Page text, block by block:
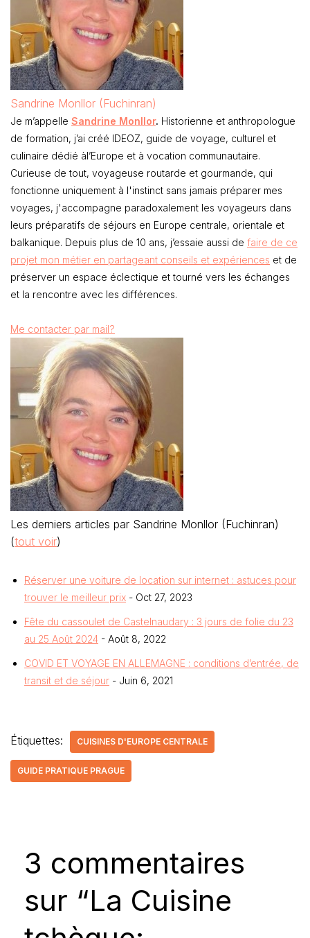
Sandrine Monllor (Fuchinran)
Je m’appelle Sandrine Monllor. Historienne et anthropologue
de formation, j’ai créé IDEOZ, guide de voyage, culturel et
culinaire dédié àl’Europe et à vocation communautaire.
Curieuse de tout, voyageuse routarde et gourmande, qui
fonctionne uniquement à l'instinct sans jamais préparer mes
voyages, j'accompagne paradoxalement les voyageurs dans
leurs préparatifs de séjours en Europe centrale, orientale et
balkanique. Depuis plus de 10 ans, j’essaie aussi de faire de ce
projet mon métier en partageant conseils et expériences et de
préserver un espace éclectique et tourné vers les échanges
et la rencontre avec les différences.
Me contacter par mail?
Les derniers articles par Sandrine Monllor (Fuchinran)
(tout voir)
Réserver une voiture de location sur internet : astuces pour
trouver le meilleur prix - Oct 27, 2023
Fête du cassoulet de Castelnaudary : 3 jours de folie du 23
au 25 Août 2024 - Août 8, 2022
COVID ET VOYAGE EN ALLEMAGNE : conditions d’entrée, de
transit et de séjour - Juin 6, 2021
Étiquettes: CUISINES D'EUROPE CENTRALE
GUIDE PRATIQUE PRAGUE
3 commentaires
sur “La Cuisine